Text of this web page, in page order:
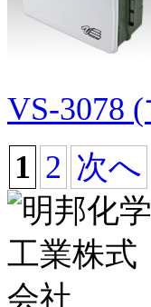
VS-3078
1 2 次へ